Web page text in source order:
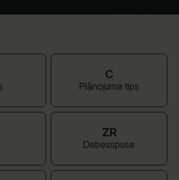
C
Plānojuma tips
ZR
Debesspuse